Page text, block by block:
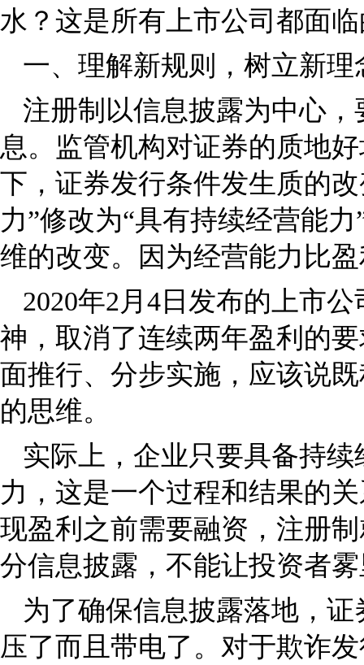
水？这是所有上市公司都面
一、理解新规则，树立新理
注册制以信息披露为中心
息。监管机构对证券的质地
下，证券发行条件发生质的
力”修改为“具有持续经营能
维的改变。因为经营能力比
2020年2月4日发布的上市
神，取消了连续两年盈利的
面推行、分步实施，应该说
的思维。
实际上，企业只要具备持
力，这是一个过程和结果的
现盈利之前需要融资，注册
分信息披露，不能让投资者
为了确保信息披露落地，
压了而且带电了。对于欺诈